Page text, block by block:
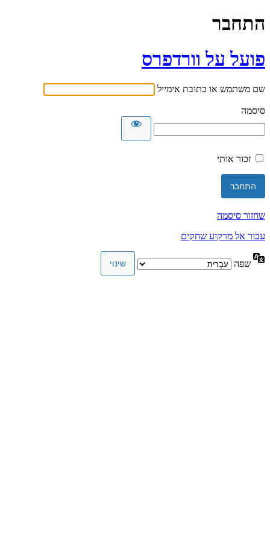
התחבר
פועל על וורדפרס
שם משתמש או כתובת אימייל
סיסמה
זכור אותי
שחזור סיסמה
עבור אל מרקיע שחקים
שפה